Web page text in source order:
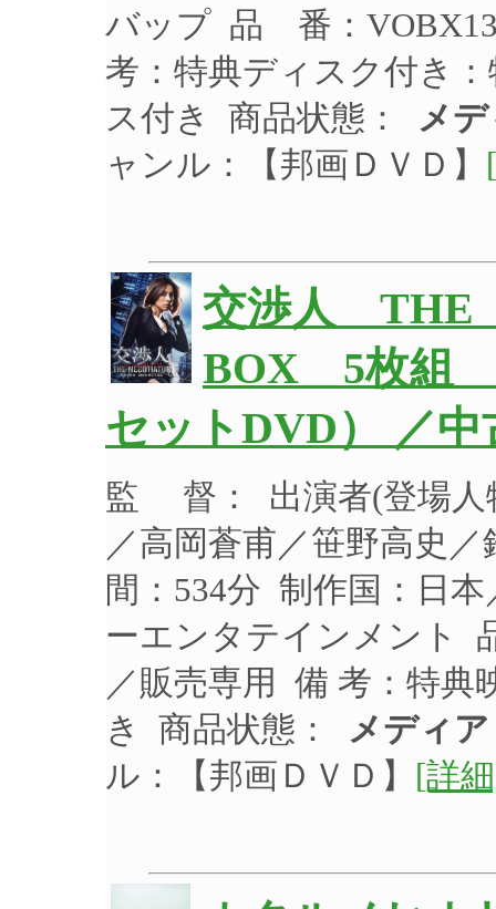
バップ 品 番：
考：特典ディスク付き
ス付き 商品状態：
メ
ャンル：【邦画ＤＶＤ】
交渉人 THE
BOX 5枚組
セットDVD） ／中
監 督： 出演者(登場人
／高岡蒼甫／笹野高史
間：534分 制作国：日
ーエンタテインメント
／販売専用 備 考：特典
き 商品状態：
メディ
ル：【邦画ＤＶＤ】 [詳